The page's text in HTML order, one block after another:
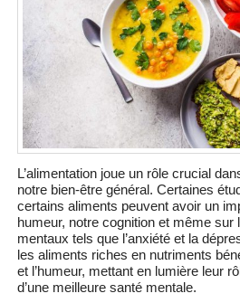
L’alimentation joue un rôle crucial
notre bien-être général. Certaines
certains aliments peuvent avoir un
humeur, notre cognition et même sur
mentaux tels que l’anxiété et la
les aliments riches en nutriments
et l’humeur, mettant en lumière leur
d’une meilleure santé mentale.